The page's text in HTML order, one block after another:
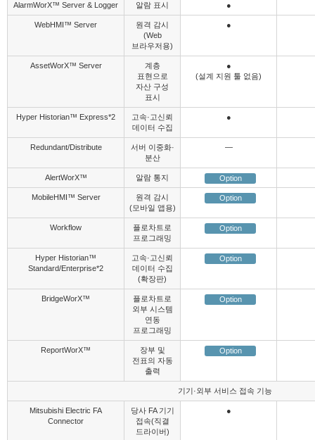
AlarmWorX™ Server & Logger 알람 표시 ●
WebHMI™ Server
원격 감시
(Web
브라우저용)
●
AssetWorX™ Server
계층
표현으로
자산 구성
표시
●
(설계 지원 툴 없음)
Hyper Historian™ Express*2
고속·고신뢰
데이터 수집
●
Redundant/Distribute
서버 이중화·
분산
―
AlertWorX™ 알람 통지 Option
MobileHMI™ Server
원격 감시
(모바일 앱용)
Option
Workflow
플로차트로
프로그래밍
Option
Hyper Historian™
Standard/Enterprise*2
고속·고신뢰
데이터 수집
(확장판)
Option
BridgeWorX™
플로차트로
외부 시스템
연동
프로그래밍
Option
ReportWorX™
장부 및
전표의 자동
출력
Option
기기·외부 서비스 접속 기능
Mitsubishi Electric FA
Connector
당사 FA 기기
접속(직결
드라이버)
●